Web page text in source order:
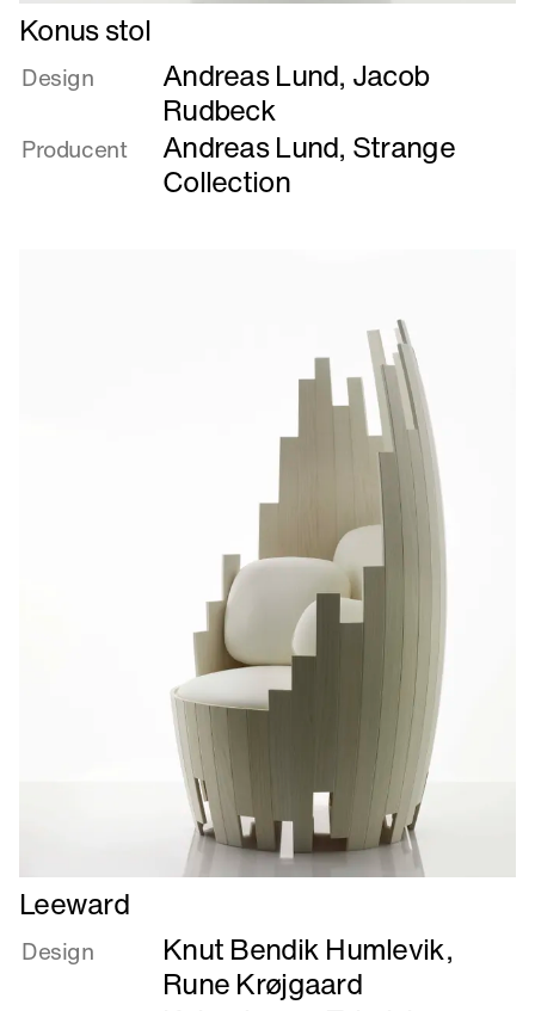
Læs
mere
om
Konus stol
Design Andreas Lund, Jacob
Rudbeck
Producent Andreas Lund, Strange
Collection
Læs
mere
om
Leeward
Design Knut Bendik Humlevik,
Rune Krøjgaard